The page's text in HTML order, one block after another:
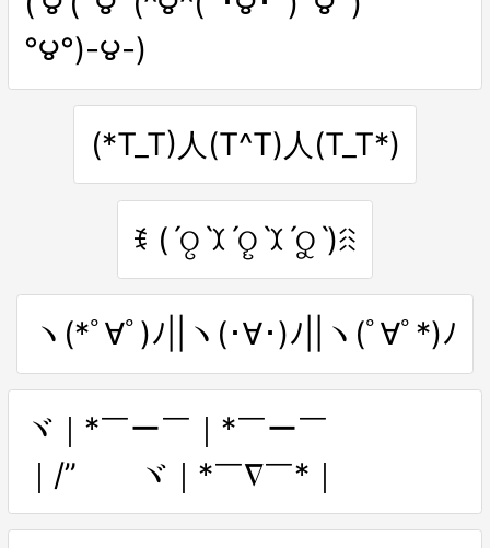
°౪°)-౪-)
(*T_T)人(T^T)人(T_T*)
ꉂ (ˊଠୃˋꉧˊଠୄˋꉧˊଠୁˋ)ꋧ
ヽ(*ﾟ∀ﾟ)ﾉ||ヽ(･∀･)ﾉ||ヽ(ﾟ∀ﾟ*)ﾉ
ヾ｜*￣ー￣｜*￣ー￣
｜/” ヾ｜*￣∇￣*｜